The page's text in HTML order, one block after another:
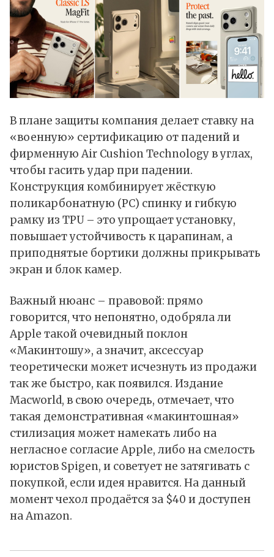
В плане защиты компания делает ставку на
«военную» сертификацию от падений и
фирменную Air Cushion Technology в углах,
чтобы гасить удар при падении.
Конструкция комбинирует жёсткую
поликарбонатную (PC) спинку и гибкую
рамку из TPU – это упрощает установку,
повышает устойчивость к царапинам, а
приподнятые бортики должны прикрывать
экран и блок камер.
Важный нюанс – правовой: прямо
говорится, что непонятно, одобряла ли
Apple такой очевидный поклон
«Макинтошу», а значит, аксессуар
теоретически может исчезнуть из продажи
так же быстро, как появился. Издание
Macworld, в свою очередь, отмечает, что
такая демонстративная «макинтошная»
стилизация может намекать либо на
негласное согласие Apple, либо на смелость
юристов Spigen, и советует не затягивать с
покупкой, если идея нравится. На данный
момент чехолпродаётся за $40 и доступен
на Amazon.